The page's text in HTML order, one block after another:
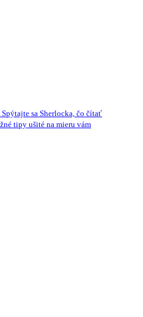
Spýtajte sa Sherlocka, čo čítať
tipy ušité na mieru vám